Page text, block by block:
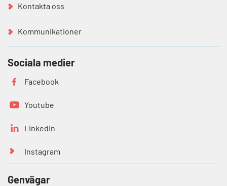
Kontakta oss
Kommunikationer
Sociala medier
Facebook
Youtube
LinkedIn
Instagram
Genvägar